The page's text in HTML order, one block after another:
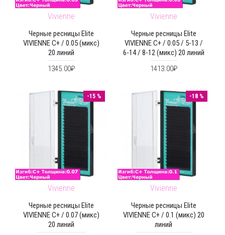
Vivienne
Черные ресницы Elite
VIVIENNE C+ / 0.05 (микс)
20 линий
1345.00₽
Vivienne
Черные ресницы Elite
VIVIENNE C+ / 0.05 / 5-13 /
6-14 / 8-12 (микс) 20 линий
1413.00₽
-15 %
Vivienne
Черные ресницы Elite
VIVIENNE C+ / 0.07 (микс)
20 линий
-18 %
Vivienne
Черные ресницы Elite
VIVIENNE C+ / 0.1 (микс) 20
линий